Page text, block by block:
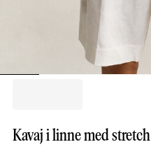
Kavaj i linne med stretch